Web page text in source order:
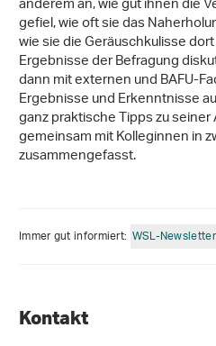
gefiel, wie oft sie das
wie sie die Geräuschkulisse
Ergebnisse der Befragung
dann mit externen und BAFU-
Ergebnisse und Erkenntnisse
ganz praktische Tipps zu
gemeinsam mit Kolleginnen in
zusammengefasst.
Immer gut informiert: WSL-
Kontakt